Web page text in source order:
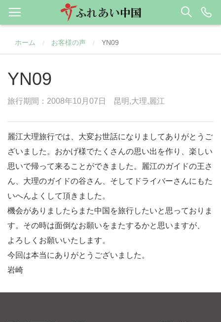
ホーム / お客様の声 / YN09
YN09
旅行期間：2008年10月07日 昆明,大理,麗江
麗江大理旅行では、大変お世話になりましてありがとうご
ざいました。おかげ様でたくさんの思い出を作り、楽しい
思いで帰って来ることができました。麗江のガイドの王さ
ん、大理のガイドの谷さん、そしてドライバーさんにもた
いへんよくして頂きました。
機会がありましたらまた中国を旅行したいと思っておりま
す。その時は面倒なお願いをまたするかと思いますが、
よろしくお願いいたします。
今回は本当にありがとうございました。
岩崎